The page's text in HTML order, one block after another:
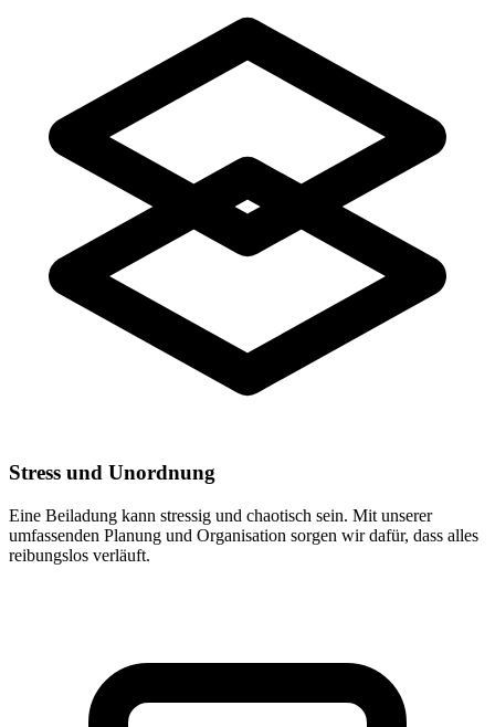
Stress und Unordnung
Eine Beiladung kann stressig und chaotisch sein. Mit unserer
umfassenden Planung und Organisation sorgen wir dafür, dass alles
reibungslos verläuft.